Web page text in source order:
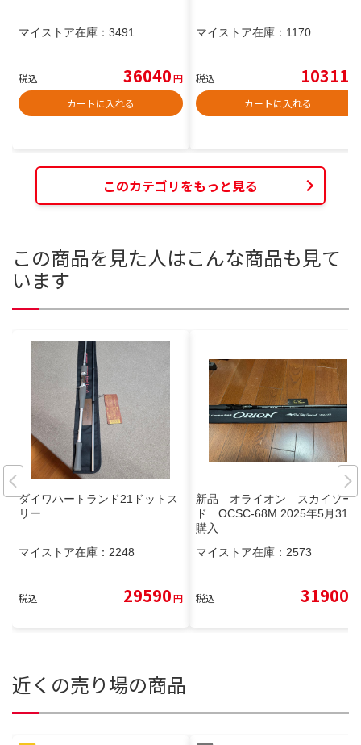
マイストア在庫： 3491
税込 36040円
カートに入れる
マイストア在庫： 1170
税込 10311
カートに入れる
このカテゴリをもっと見る
この商品を見た人はこんな商品も見て
います
ダイワハートランド21ドットス
リー
マイストア在庫： 2248
税込 29590円
新品 オライオン スカイソー
ド OCSC-68M 2025年5月31日
購入
マイストア在庫： 2573
税込 31900
近くの売り場の商品